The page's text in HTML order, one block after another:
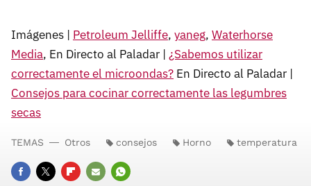
Imágenes | Petroleum Jelliffe, yaneg, Waterhorse
Media, En Directo al Paladar | ¿Sabemos utilizar
correctamente el microondas? En Directo al Paladar |
Consejos para cocinar correctamente las legumbres
secas
TEMAS Otros consejos Horno temperatura